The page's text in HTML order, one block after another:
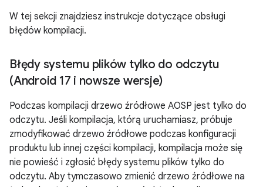
W tej sekcji znajdziesz instrukcje dotyczące obsługi
błędów kompilacji.
Błędy systemu plików tylko do odczytu
(Android 17 i nowsze wersje)
Podczas kompilacji drzewo źródłowe AOSP jest tylko do
odczytu. Jeśli kompilacja, którą uruchamiasz, próbuje
zmodyfikować drzewo źródłowe podczas konfiguracji
produktu lub innej części kompilacji, kompilacja może się
nie powieść i zgłosić błędy systemu plików tylko do
odczytu. Aby tymczasowo zmienić drzewo źródłowe na